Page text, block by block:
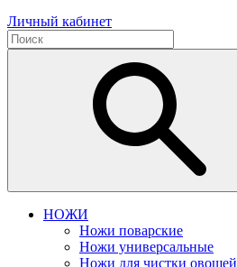
Личный кабинет
НОЖИ
Ножи поварские
Ножи универсальные
Ножи для чистки овощей